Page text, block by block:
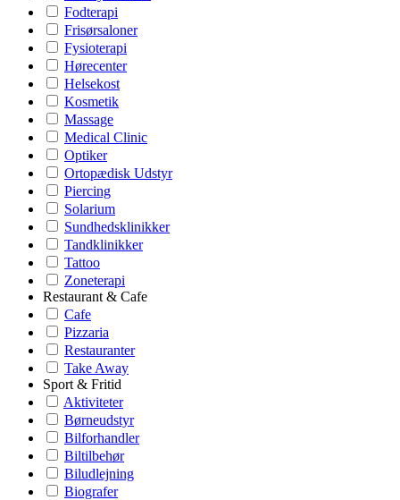
Fodterapi
Frisørsaloner
Fysioterapi
Hørecenter
Helsekost
Kosmetik
Massage
Medical Clinic
Optiker
Ortopædisk Udstyr
Piercing
Solarium
Sundhedsklinikker
Tandklinikker
Tattoo
Zoneterapi
Restaurant & Cafe
Cafe
Pizzaria
Restauranter
Take Away
Sport & Fritid
Aktiviteter
Børneudstyr
Bilforhandler
Biltilbehør
Biludlejning
Biografer